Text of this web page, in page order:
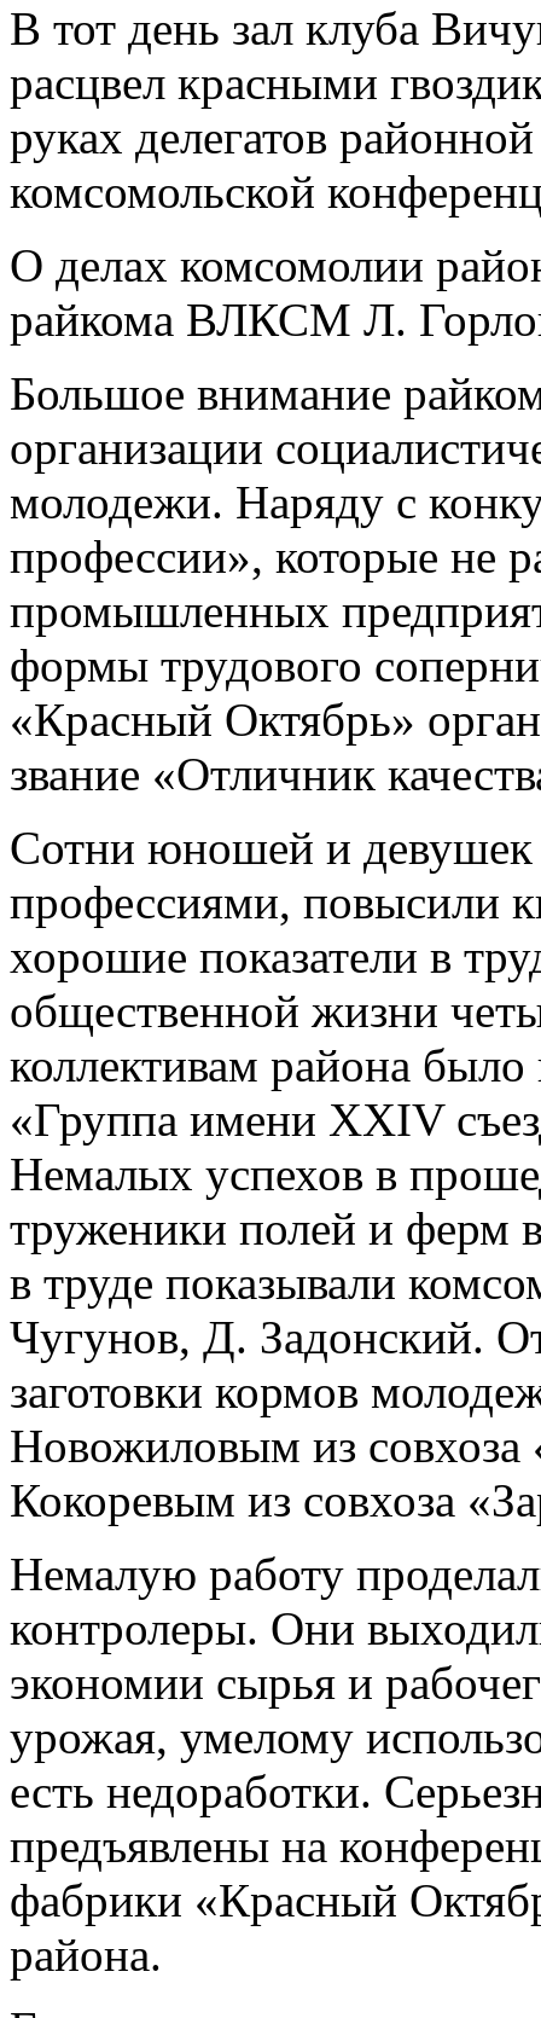
В тот день зал клуба
расцвел красными
руках делегатов
комсомольской
О делах комсомолии
райкома ВЛКСМ Л.
Большое внимание
организации
молодежи. Наряду с
профессии», которые не
промышленных
формы трудового
«Красный Октябрь»
звание «Отличник
Сотни юношей и
профессиями, повысили
хорошие показатели в
общественной жизни
коллективам района
«Группа имени XXIV
Немалых успехов в
труженики полей и ферм
в труде показывали
Чугунов, Д. Задонский.
заготовки кормов
Новожиловым из
Кокоревым из совхоза
Немалую работу
контролеры. Они
экономии сырья и
урожая, умелому
есть недоработки.
предъявлены на
фабрики «Красный
района.